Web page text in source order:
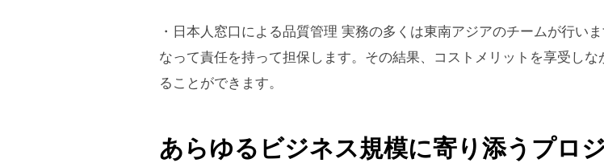
・日本人窓口による品質管理 実務の多くは東南アジアのチームが行い
なって責任を持って担保します。その結果、コストメリットを享受し
ることができます。
あらゆるビジネス規模に寄り添うプロ